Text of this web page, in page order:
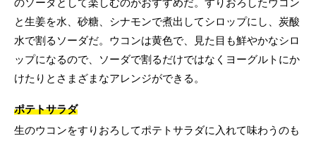
のソーダとして楽しむのがおすすめだ。すりおろしたウコン
と生姜を水、砂糖、シナモンで煮出してシロップにし、炭酸
水で割るソーダだ。ウコンは黄色で、見た目も鮮やかなシロ
ップになるので、ソーダで割るだけではなくヨーグルトにか
けたりとさまざまなアレンジができる。
ポテトサラダ
生のウコンをすりおろしてポテトサラダに入れて味わうのも